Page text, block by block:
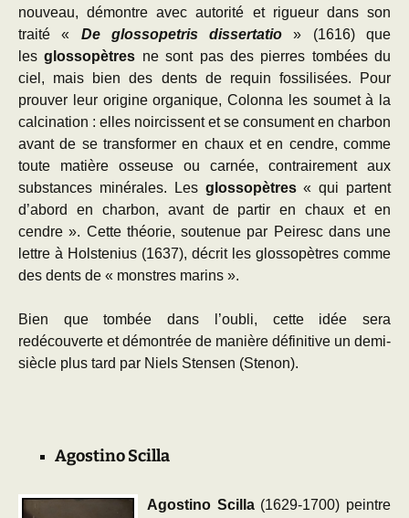
nouveau, démontre avec autorité et rigueur dans son
traité « De glossopetris dissertatio» (1616) que
lesglossopètres ne sont pas des pierres tombées du
ciel, mais bien des dents de requin fossilisées. Pour
prouver leur origine organique, Colonna les soumet à la
calcination : elles noircissent et se consument en charbon
avant de se transformer en chaux et en cendre, comme
toute matière osseuse ou carnée, contrairement aux
substances minérales. Les glossopètres« qui partent
d’abord en charbon, avant de partir en chaux et en
cendre ». Cette théorie, soutenue par Peiresc dans une
lettre à Holstenius (1637), décrit les glossopètres comme
des dents de « monstres marins ».
Bien que tombée dans l’oubli, cette idée sera
redécouverte et démontrée de manière définitive un demi-
siècle plus tard par Niels Stensen (Stenon).
Agostino Scilla
Agostino Scilla(1629-1700) peintre